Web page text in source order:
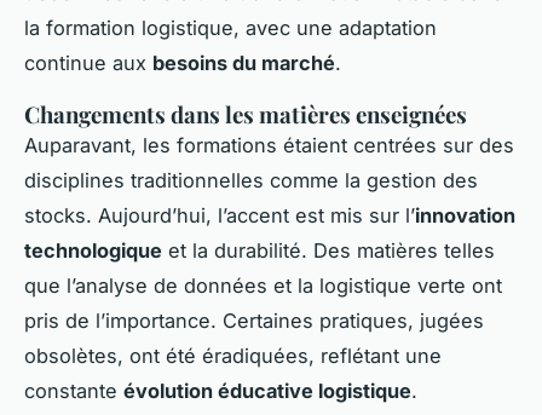
la formation logistique, avec une adaptation
continue aux besoins du marché.
Changements dans les matières enseignées
Auparavant, les formations étaient centrées sur des
disciplines traditionnelles comme la gestion des
stocks. Aujourd’hui, l’accent est mis sur l’innovation
technologique et la durabilité. Des matières telles
que l’analyse de données et la logistique verte ont
pris de l’importance. Certaines pratiques, jugées
obsolètes, ont été éradiquées, reflétant une
constante évolution éducative logistique.